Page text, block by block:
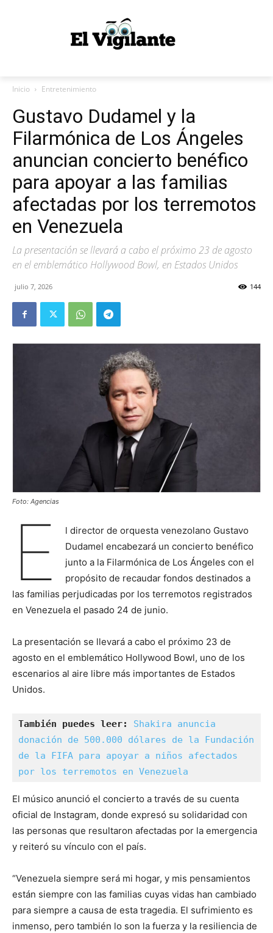
Inicio Entretenimiento
Gustavo Dudamel y la
Filarmónica de Los Ángeles
anuncian concierto benéfico
para apoyar a las familias
afectadas por los terremotos
en Venezuela
La presentación se llevará a cabo el próximo 23 de agosto
en el emblemático Hollywood Bowl, en Estados Unidos
julio 7, 2026 144
Foto: Agencias
E
l director de orquesta venezolano Gustavo
Dudamel encabezará un concierto benéfico
junto a la Filarmónica de Los Ángeles con el
propósito de recaudar fondos destinados a
las familias perjudicadas por los terremotos registrados
en Venezuela el pasado 24 de junio.
La presentación se llevará a cabo el próximo 23 de
agosto en el emblemático Hollywood Bowl, uno de los
escenarios al aire libre más importantes de Estados
Unidos.
También puedes leer:
Shakira anuncia
donación de 500.000 dólares de la Fundación
de la FIFA para apoyar a niños afectados
por los terremotos en Venezuela
El músico anunció el concierto a través de su cuenta
oficial de Instagram, donde expresó su solidaridad con
las personas que resultaron afectadas por la emergencia
y reiteró su vínculo con el país.
“Venezuela siempre será mi hogar, y mis pensamientos
están siempre con las familias cuyas vidas han cambiado
para siempre a causa de esta tragedia. El sufrimiento es
inmenso, pero también lo son la fuerza y la resiliencia de